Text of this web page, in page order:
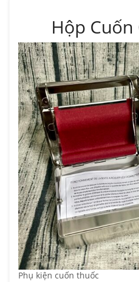
Hộp
Phụ kiện cuốn thuốc